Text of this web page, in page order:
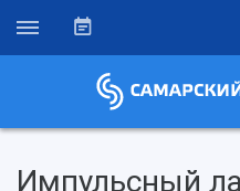
Импульсный